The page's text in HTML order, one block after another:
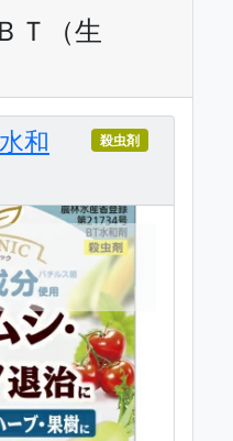
Ｔ（生
和
殺虫剤